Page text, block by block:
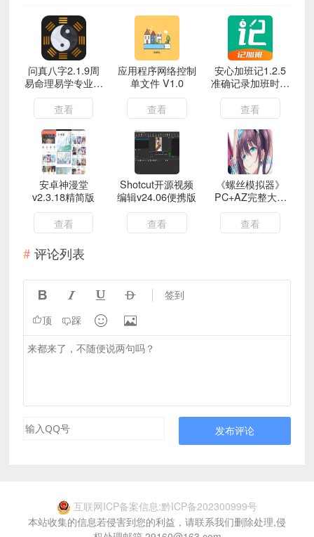
问真八字2.1.9周
易命理易学专业八
字排盘宝
查看
应用程序网络控制
单文件 V1.0
查看
安心加班记1.2.5
准确记录加班时间
避免被套路解锁会
员
查看
安卓神漫堂
v2.3.18精简版
查看
Shotcut开源视频
编辑v24.06便携版
查看
《螺丝模拟器》
PC+AZ完整大合
集
查看
评论列表
    签到
顶 踩  
发布评论
互联网ICP备案信息:黔ICP备202300999号
本站收集的信息若侵害到您的利益，请联系我们删除处理,侵